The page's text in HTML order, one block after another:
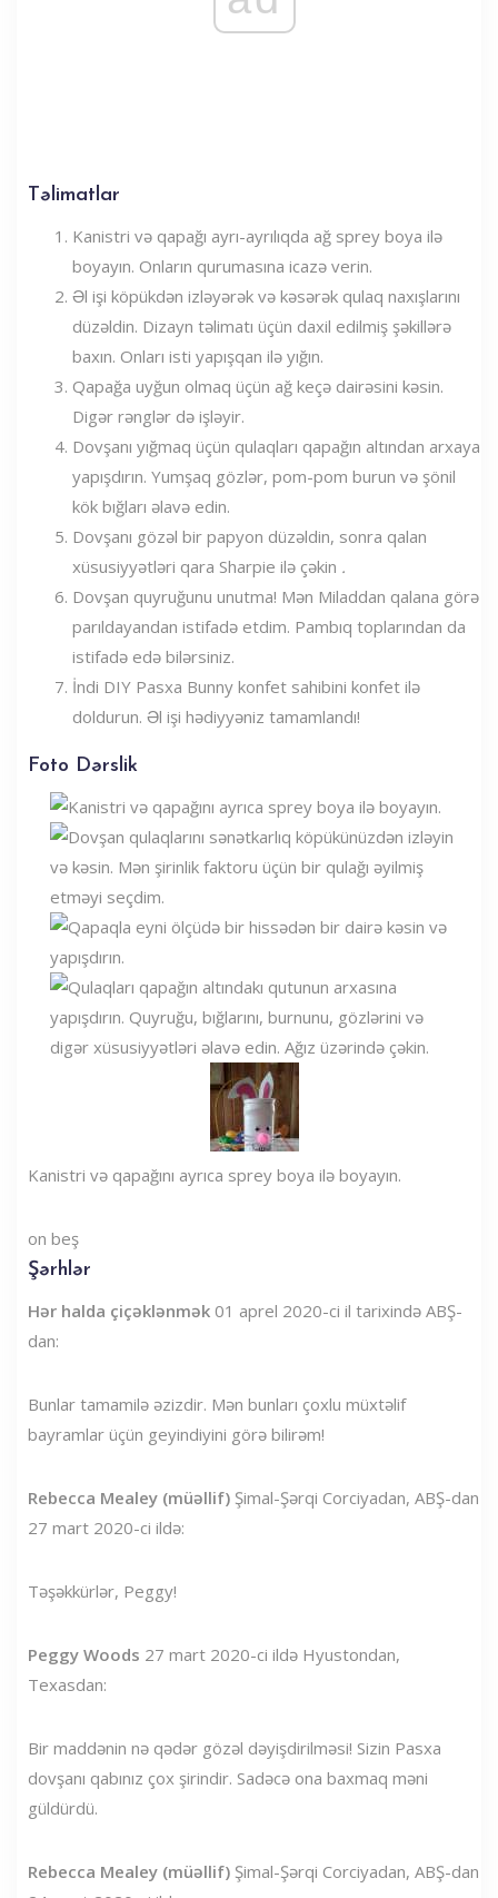
Təlimatlar
Kanistri və qapağı ayrı-ayrılıqda ağ sprey boya ilə
boyayın. Onların qurumasına icazə verin.
Əl işi köpükdən izləyərək və kəsərək qulaq naxışlarını
düzəldin. Dizayn təlimatı üçün daxil edilmiş şəkillərə
baxın. Onları isti yapışqan ilə yığın.
Qapağa uyğun olmaq üçün ağ keçə dairəsini kəsin.
Digər rənglər də işləyir.
Dovşanı yığmaq üçün qulaqları qapağın altından arxaya
yapışdırın. Yumşaq gözlər, pom-pom burun və şönil
kök bığları əlavə edin.
Dovşanı gözəl bir papyon düzəldin, sonra qalan
xüsusiyyətləri qara Sharpie ilə çəkin .
Dovşan quyruğunu unutma! Mən Miladdan qalana görə
parıldayandan istifadə etdim. Pambıq toplarından da
istifadə edə bilərsiniz.
İndi DIY Pasxa Bunny konfet sahibini konfet ilə
doldurun. Əl işi hədiyyəniz tamamlandı!
Foto Dərslik
Kanistri və qapağını ayrıca sprey boya ilə boyayın.
on beş
Şərhlər
Hər halda çiçəklənmək 01 aprel 2020-ci il tarixində ABŞ-
dan:
Bunlar tamamilə əzizdir. Mən bunları çoxlu müxtəlif
bayramlar üçün geyindiyini görə bilirəm!
Rebecca Mealey (müəllif) Şimal-Şərqi Corciyadan, ABŞ-dan
27 mart 2020-ci ildə:
Təşəkkürlər, Peggy!
Peggy Woods 27 mart 2020-ci ildə Hyustondan,
Texasdan:
Bir maddənin nə qədər gözəl dəyişdirilməsi! Sizin Pasxa
dovşanı qabınız çox şirindir. Sadəcə ona baxmaq məni
güldürdü.
Rebecca Mealey (müəllif) Şimal-Şərqi Corciyadan, ABŞ-dan